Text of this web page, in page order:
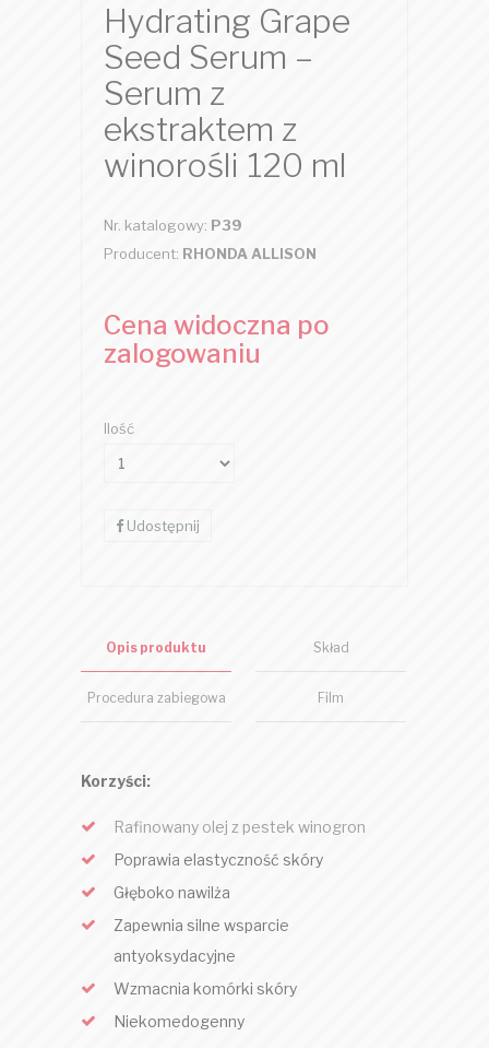
Hydrating Grape
Seed Serum –
Serum z
ekstraktem z
winorośli 120 ml
Nr. katalogowy: P39
Producent: RHONDA ALLISON
Cena widoczna po
zalogowaniu
Ilość
Udostępnij
Opis produktu Skład
Procedura zabiegowa Film
Korzyści:
Rafinowany olej z pestek winogron
Poprawia elastyczność skóry
Głęboko nawilża
Zapewnia silne wsparcie
antyoksydacyjne
Wzmacnia komórki skóry
Niekomedogenny